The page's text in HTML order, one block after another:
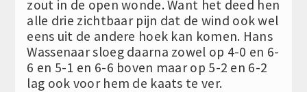
zout in de open wonde. Want het deed hen
alle drie zichtbaar pijn dat de wind ook wel
eens uit de andere hoek kan komen. Hans
Wassenaar sloeg daarna zowel op 4-0 en 6-
6 en 5-1 en 6-6 boven maar op 5-2 en 6-2
lag ook voor hem de kaats te ver.